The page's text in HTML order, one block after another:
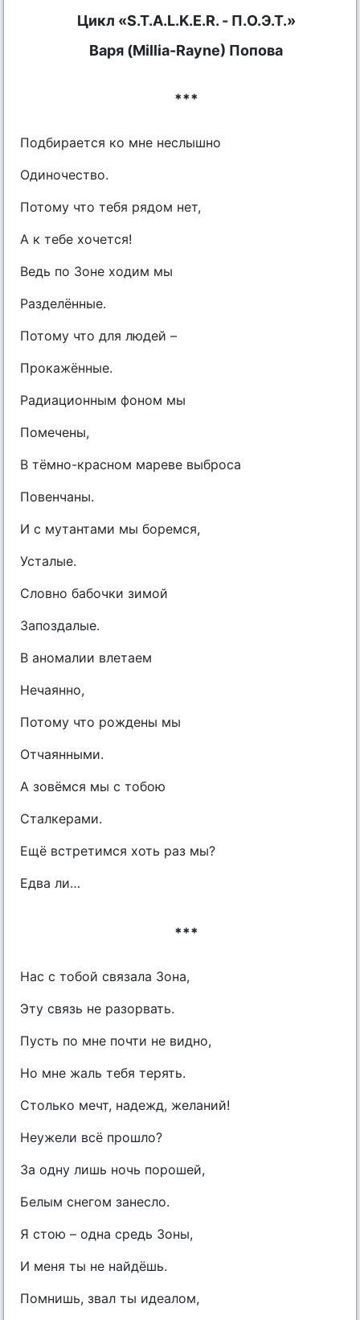
Цикл «S.T.A.L.K.E.R. - П.О.Э.Т.»
Варя (Millia-Rayne) Попова
***
Подбирается ко мне неслышно
Одиночество.
Потому что тебя рядом нет,
А к тебе хочется!
Ведь по Зоне ходим мы
Разделённые.
Потому что для людей –
Прокажённые.
Радиационным фоном мы
Помечены,
В тёмно-красном мареве выброса
Повенчаны.
И с мутантами мы боремся,
Усталые.
Словно бабочки зимой
Запоздалые.
В аномалии влетаем
Нечаянно,
Потому что рождены мы
Отчаянными.
А зовёмся мы с тобою
Сталкерами.
Ещё встретимся хоть раз мы?
Едва ли…
***
Нас с тобой связала Зона,
Эту связь не разорвать.
Пусть по мне почти не видно,
Но мне жаль тебя терять.
Столько мечт, надежд, желаний!
Неужели всё прошло?
За одну лишь ночь порошей,
Белым снегом занесло.
Я стою – одна средь Зоны,
И меня ты не найдёшь.
Помнишь, звал ты идеалом,